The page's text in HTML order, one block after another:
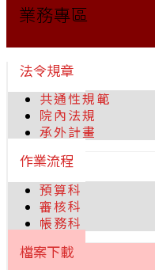
業務專區
法令規章
共通性規範
院內法規
承外計畫
作業流程
預算科
審核科
帳務科
檔案下載